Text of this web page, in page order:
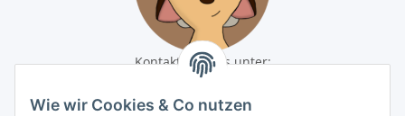
Wie wir Cookies & Co nutzen
Kontaktiere uns unter:
shop@baunativ.de
+49 3435 66699899